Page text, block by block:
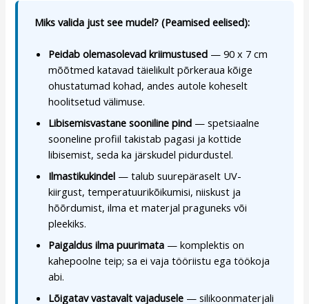
Miks valida just see mudel? (Peamised eelised):
Peidab olemasolevad kriimustused — 90 x 7 cm
mõõtmed katavad täielikult põrkeraua kõige
ohustatumad kohad, andes autole koheselt
hoolitsetud välimuse.
Libisemisvastane sooniline pind — spetsiaalne
sooneline profiil takistab pagasi ja kottide
libisemist, seda ka järskudel pidurdustel.
Ilmastikukindel — talub suurepäraselt UV-
kiirgust, temperatuurikõikumisi, niiskust ja
hõõrdumist, ilma et materjal praguneks või
pleekiks.
Paigaldus ilma puurimata — komplektis on
kahepoolne teip; sa ei vaja tööriistu ega töökoja
abi.
Lõigatav vastavalt vajadusele — silikoonmaterjali